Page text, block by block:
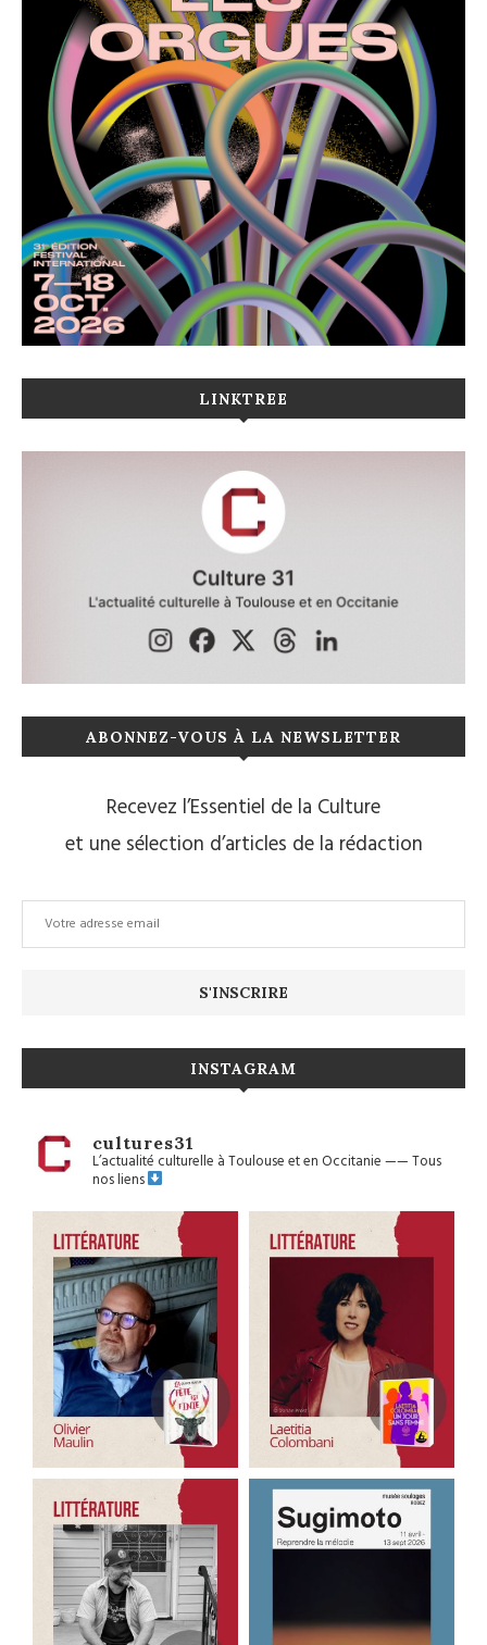
LINKTREE
ABONNEZ-VOUS À LA NEWSLETTER
Recevez l’Essentiel de la Culture
et une sélection d’articles de la rédaction
INSTAGRAM
cultures31
L’actualité culturelle à Toulouse et en Occitanie——Tous
nos liens